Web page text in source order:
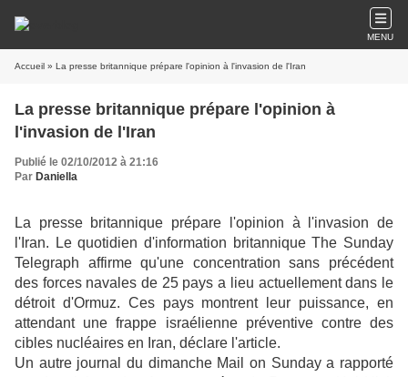
MENU
Accueil » La presse britannique prépare l'opinion à l'invasion de l'Iran
La presse britannique prépare l'opinion à
l'invasion de l'Iran
Publié le 02/10/2012 à 21:16
Par Daniella
La presse britannique prépare l'opinion à l'invasion de
l'Iran. Le quotidien d'information britannique The Sunday
Telegraph affirme qu'une concentration sans précédent
des forces navales de 25 pays a lieu actuellement dans le
détroit d'Ormuz. Ces pays montrent leur puissance, en
attendant une frappe israélienne préventive contre des
cibles nucléaires en Iran, déclare l'article.
Un autre journal du dimanche Mail on Sunday a rapporté